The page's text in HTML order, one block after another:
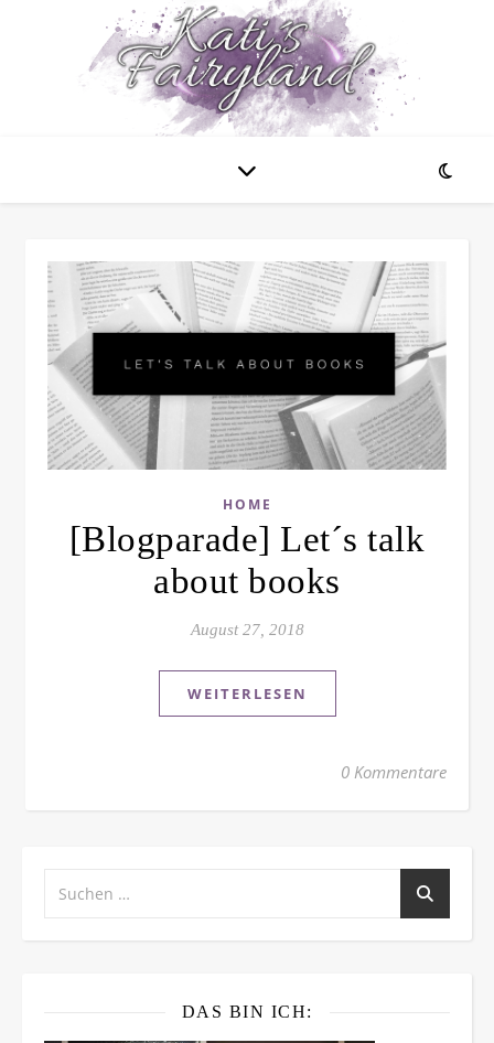
HOME
[Blogparade] Let´s talk
about books
August 27, 2018
WEITERLESEN
0 Kommentare
DAS BIN ICH: